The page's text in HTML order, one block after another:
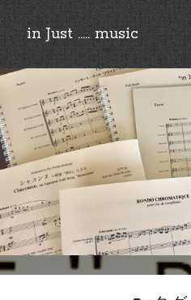
in Just ..... music
Sidebar
©︎2018-2025 by Ken’ichi